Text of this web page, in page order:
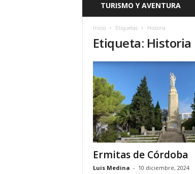
TURISMO Y AVENTURA
Inicio Etiquetas Historia
Etiqueta: Historia
Ermitas de Córdoba
Luis Medina - 10 diciembre, 2024